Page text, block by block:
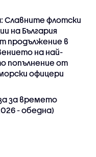
Славните флотски
на България
продължение в
на най-
попълнение от
офицери
за времето
- обедна)